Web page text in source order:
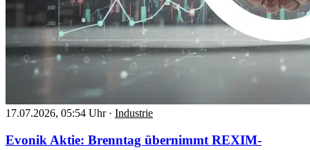
17.07.2026, 05:54 Uhr · Industrie
Evonik Aktie: Brenntag übernimmt REXIM-